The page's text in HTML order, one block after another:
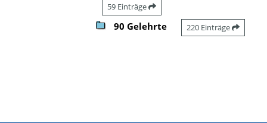
59 Einträge
90 Gelehrte 220 Einträge